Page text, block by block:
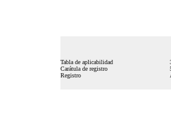
Tabla de aplicabilidad
Carátula de registro
Registro